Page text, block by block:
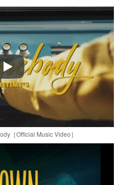
Play
［Official Music Video］